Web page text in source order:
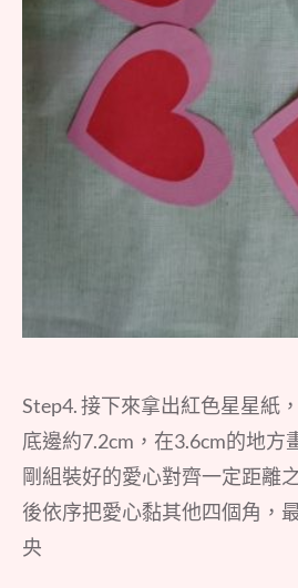
Step4. 接下來拿出紅色星星紙
底邊約7.2cm，在3.6cm的地方
剛組裝好的愛心對齊一定距離
後依序把愛心黏其他四個角，
央